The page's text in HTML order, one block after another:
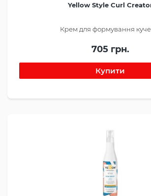
Yellow Style Curl
Крем для формування
705 грн.